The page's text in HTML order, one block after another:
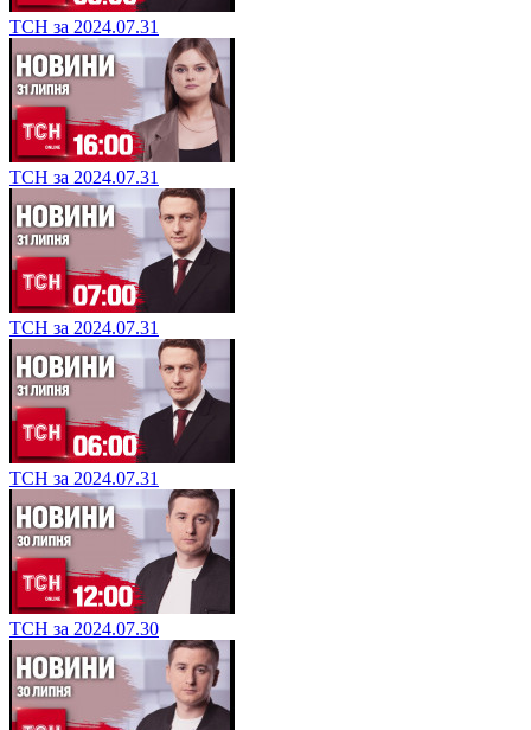
ТСН за 2024.07.31
ТСН за 2024.07.31
ТСН за 2024.07.31
ТСН за 2024.07.31
ТСН за 2024.07.30